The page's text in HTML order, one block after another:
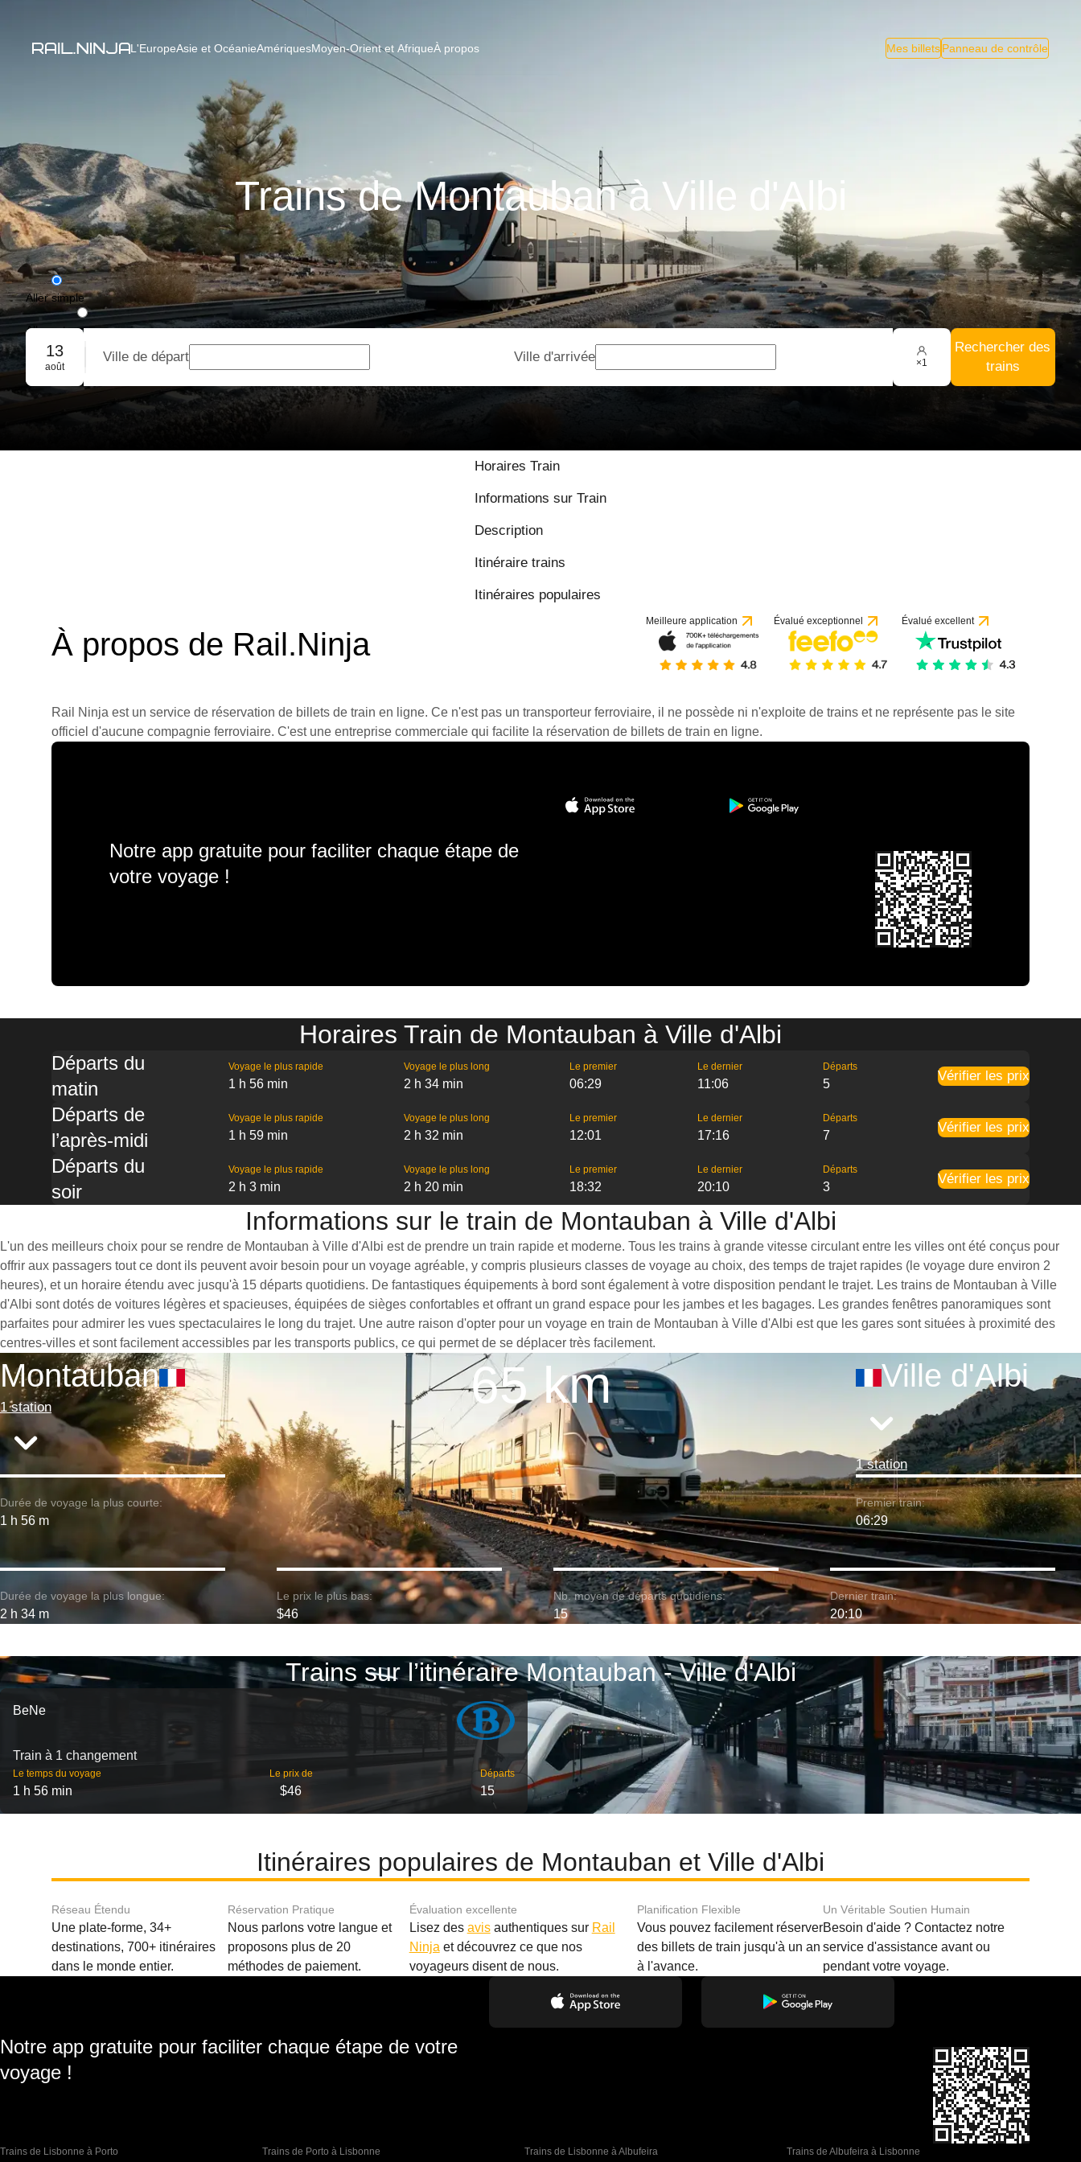
L'EuropeAsie et OcéanieAmériquesMoyen-Orient et AfriqueÀ propos Mes billetsPanneau de contrôle
Trains de Montauban à Ville d'Albi
Aller simple
Aller-retour
Réservation de groupe
13
août
Ville de départ Ville d'arrivée ×1
Rechercher des
trains
Horaires Train
Informations sur Train
Description
Itinéraire trains
Itinéraires populaires
À propos de Rail.Ninja
Meilleure application Évalué exceptionnel Évalué excellent
Rail Ninja est un service de réservation de billets de train en ligne. Ce n'est pas un transporteur ferroviaire, il ne possède ni n'exploite de trains et ne représente pas le site
officiel d'aucune compagnie ferroviaire. C'est une entreprise commerciale qui facilite la réservation de billets de train en ligne.
Notre app gratuite pour faciliter chaque étape de
votre voyage !
Horaires Train de Montauban à Ville d'Albi
Départs du
matin
Voyage le plus rapide
1 h 56 min
Voyage le plus long
2 h 34 min
Le premier
06:29
Le dernier
11:06
Départs
5
Vérifier les prix
Départs de
l’après-midi
Voyage le plus rapide
1 h 59 min
Voyage le plus long
2 h 32 min
Le premier
12:01
Le dernier
17:16
Départs
7
Vérifier les prix
Départs du
soir
Voyage le plus rapide
2 h 3 min
Voyage le plus long
2 h 20 min
Le premier
18:32
Le dernier
20:10
Départs
3
Vérifier les prix
Informations sur le train de Montauban à Ville d'Albi
L'un des meilleurs choix pour se rendre de Montauban à Ville d'Albi est de prendre un train rapide et moderne. Tous les trains à grande vitesse circulant entre les villes ont été conçus pour
offrir aux passagers tout ce dont ils peuvent avoir besoin pour un voyage agréable, y compris plusieurs classes de voyage au choix, des temps de trajet rapides (le voyage dure environ 2
heures), et un horaire étendu avec jusqu'à 15 départs quotidiens. De fantastiques équipements à bord sont également à votre disposition pendant le trajet. Les trains de Montauban à Ville
d'Albi sont dotés de voitures légères et spacieuses, équipées de sièges confortables et offrant un grand espace pour les jambes et les bagages. Les grandes fenêtres panoramiques sont
parfaites pour admirer les vues spectaculaires le long du trajet. Une autre raison d'opter pour un voyage en train de Montauban à Ville d'Albi est que les gares sont situées à proximité des
centres-villes et sont facilement accessibles par les transports publics, ce qui permet de se déplacer très facilement.
Montauban
1 station 65 km Ville d'Albi
1 station
Durée de voyage la plus courte:
1 h 56 m
Premier train:
06:29
Durée de voyage la plus longue:
2 h 34 m
Le prix le plus bas:
$46
Nb. moyen de départs quotidiens:
15
Dernier train:
20:10
Trains sur l’itinéraire Montauban - Ville d'Albi
BeNe
Train à 1 changement
Le temps du voyage
1 h 56 min
Le prix de
$46
Départs
15
Itinéraires populaires de Montauban et Ville d'Albi
Réseau Étendu
Une plate-forme, 34+
destinations, 700+ itinéraires
dans le monde entier.
Réservation Pratique
Nous parlons votre langue et
proposons plus de 20
méthodes de paiement.
Évaluation excellente
Lisez des avisauthentiques sur Rail
Ninja et découvrez ce que nos
voyageurs disent de nous.
Planification Flexible
Vous pouvez facilement réserver
des billets de train jusqu'à un an
à l'avance.
Un Véritable Soutien Humain
Besoin d'aide ? Contactez notre
service d'assistance avant ou
pendant votre voyage.
Notre app gratuite pour faciliter chaque étape de votre
voyage !
Trains de Lisbonne à Porto Trains de Porto à Lisbonne Trains de Lisbonne à Albufeira Trains de Albufeira à Lisbonne